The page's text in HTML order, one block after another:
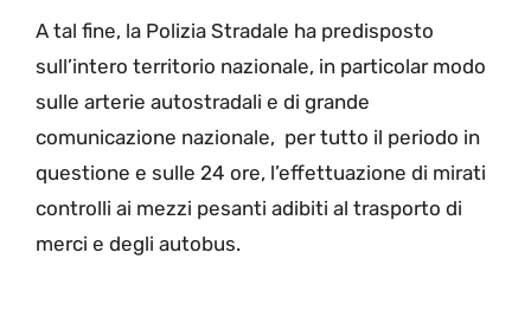
A tal fine, la Polizia Stradale ha predisposto
sull’intero territorio nazionale, in particolar modo
sulle arterie autostradali e di grande
comunicazione nazionale, per tutto il periodo in
questione e sulle 24 ore, l’effettuazione di mirati
controlli ai mezzi pesanti adibiti al trasporto di
merci e degli autobus.